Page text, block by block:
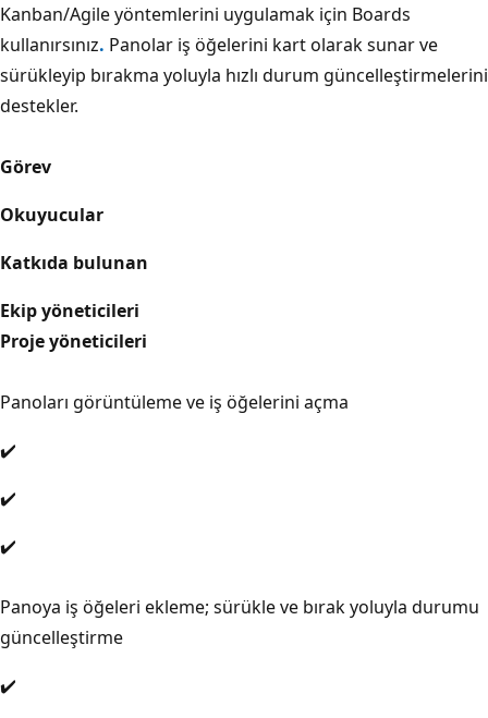
Kanban/Agile yöntemlerini uygulamak için Boards
kullanırsınız. Panolar iş öğelerini kart olarak sunar ve
sürükleyip bırakma yoluyla hızlı durum güncelleştirmelerini
destekler.
Görev
Okuyucular
Katkıda bulunan
Ekip yöneticileri
Proje yöneticileri
Panoları görüntüleme ve iş öğelerini açma
✔️
✔️
✔️
Panoya iş öğeleri ekleme; sürükle ve bırak yoluyla durumu
güncelleştirme
✔️